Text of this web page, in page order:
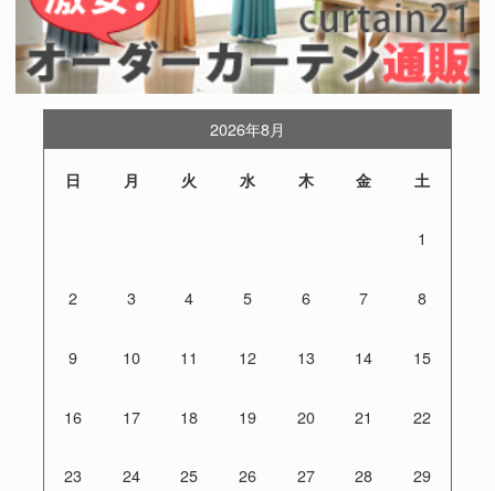
2026年8月
日 月 火 水 木 金 土
1
2 3 4 5 6 7 8
9 10 11 12 13 14 15
16 17 18 19 20 21 22
23 24 25 26 27 28 29